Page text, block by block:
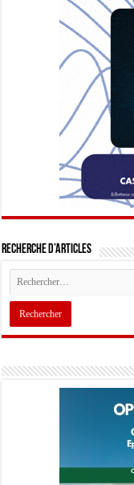
Recherche d’articles